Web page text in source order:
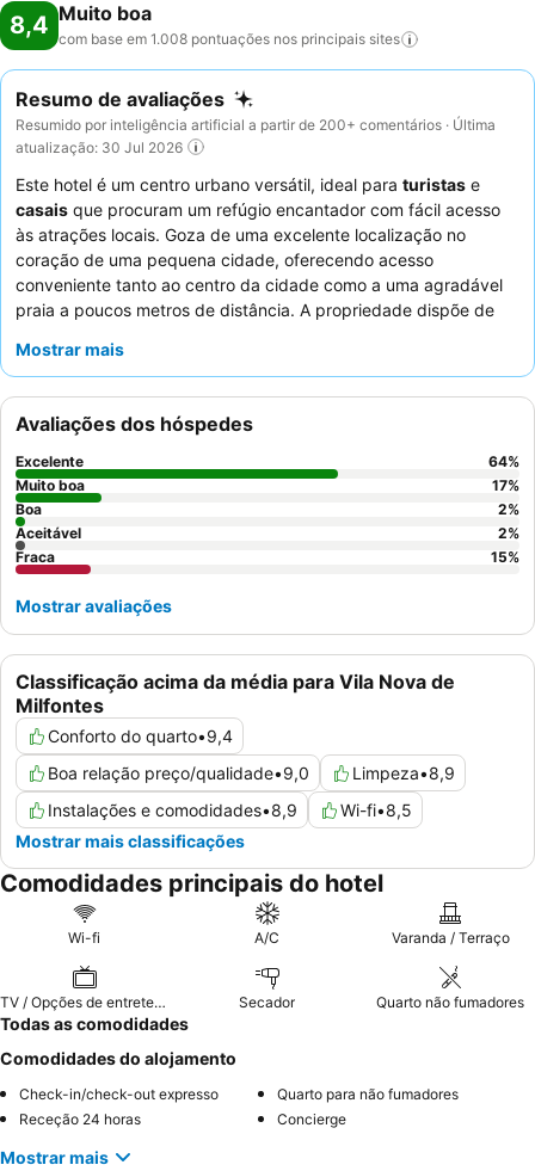
8,4 Muito boa
com base em 1.008 pontuações nos principais sites
Resumo de avaliações
Resumido por inteligência artificial a partir de 200+ comentários · Última
atualização: 30 Jul 2026
Este hotel é um centro urbano versátil, ideal para turistas e
casais que procuram um refúgio encantador com fácil acesso
às atrações locais. Goza de uma excelente localização no
coração de uma pequena cidade, oferecendo acesso
conveniente tanto ao centro da cidade como a uma agradável
praia a poucos metros de distância. A propriedade dispõe de
qualidade, garantindo uma estadia tranquila. Os hóspedes
prestabilidade e o
excelente e variado pequeno-almoço
muitas vezes servido numa propriedade irmã próxima. Para a
melhor experiência, considere solicitar um quarto que não seja
um sofá-cama para estadias mais longas.
Mostrar mais
Classificação acima da média para Vila Nova de
Milfontes
Conforto do quarto•9,4
Boa relação preço/qualidade•9,0 Limpeza•8,9
Instalações e comodidades•8,9 Wi-fi•8,5
Mostrar mais classificações
Avaliações dos hóspedes
Excelente 64%
Muito boa
17%
Boa
2%
Aceitável
2%
Fraca
15%
Mostrar avaliações
Comodidades principais do hotel
Wi-fi A/C Varanda / Terraço
TV / Opções de entretenimento Secador Quarto não fumadores
Todas as comodidades
Comodidades do alojamento
Check-in/check-out expresso
Quarto para não fumadores
Receção 24 horas
Concierge
Mostrar mais